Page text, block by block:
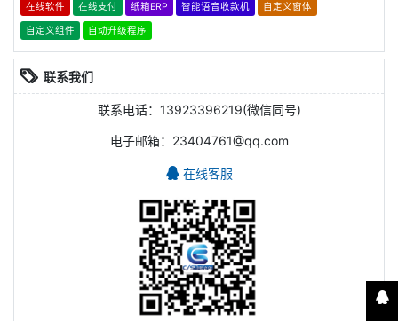
在线软件 在线支付 纸箱ERP 智能语音收款机 自定义窗体
自定义组件 自动升级程序
联系我们
联系电话：13923396219(微信同号)
电子邮箱：23404761@qq.com
在线客服